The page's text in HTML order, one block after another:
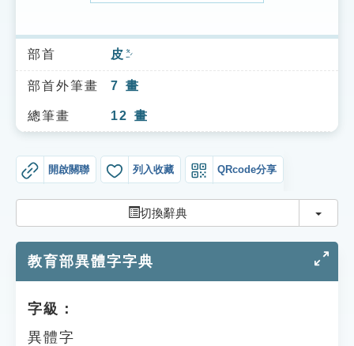
索引選單
知識索引
單字索引
貓頭鷹博士
部首 皮 ㄆㄧˊ
部首外筆畫 7 畫
總筆畫 12 畫
開啟關聯 列入收藏 QRcode分享
切換辭典 切換
教育部異體字字典
字級：
異體字